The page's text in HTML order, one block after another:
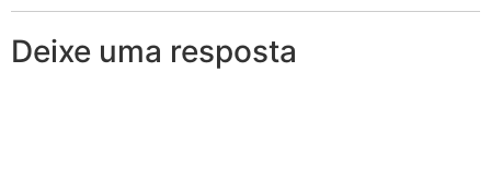
Deixe uma resposta